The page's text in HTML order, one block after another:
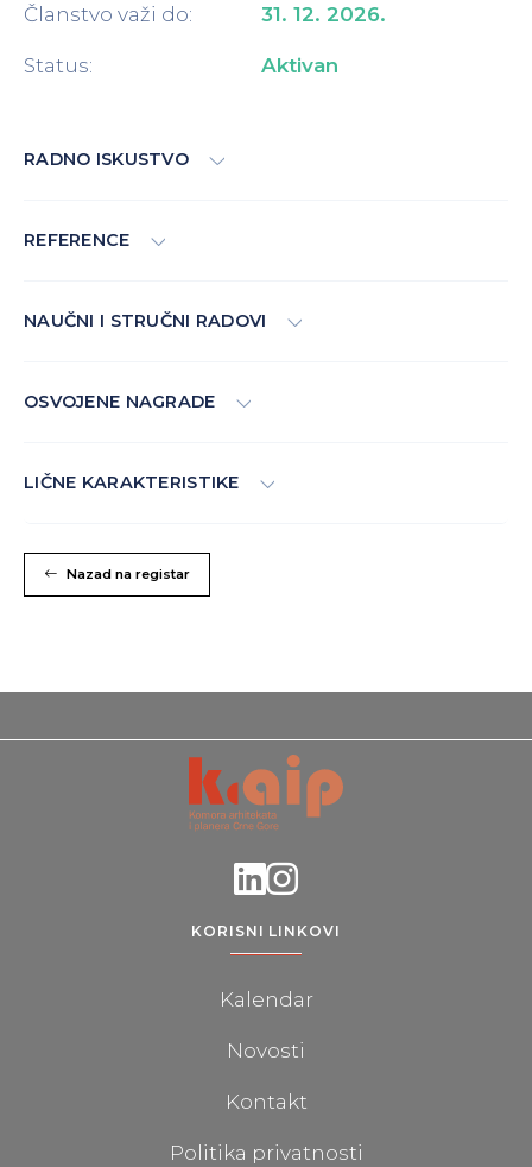
Članstvo važi do: 31. 12. 2026.
Status: Aktivan
RADNO ISKUSTVO
REFERENCE
NAUČNI I STRUČNI RADOVI
OSVOJENE NAGRADE
LIČNE KARAKTERISTIKE
Nazad na registar
KORISNI LINKOVI
Kalendar
Novosti
Kontakt
Politika privatnosti